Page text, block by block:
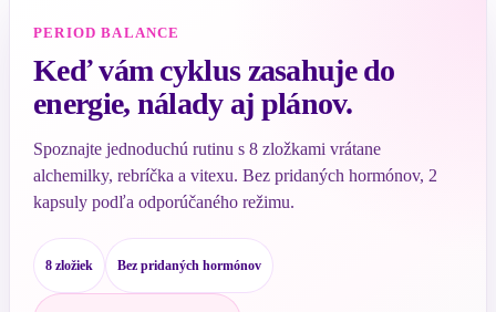
PERIOD BALANCE
Keď vám cyklus zasahuje do
energie, nálady aj plánov.
Spoznajte jednoduchú rutinu s 8 zložkami vrátane
alchemilky, rebríčka a vitexu. Bez pridaných hormónov, 2
kapsuly podľa odporúčaného režimu.
8 zložiek Bez pridaných hormónov